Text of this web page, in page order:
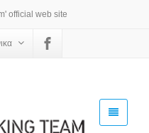
official web site